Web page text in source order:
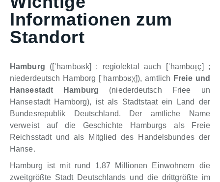
Informationen zum
Standort
Hamburg ([ˈhambʊʁk] ; regiolektal auch [ˈhambʊɪ̯ç] ;
niederdeutsch Hamborg [ˈhambɔʁχ]), amtlich Freie und
Hansestadt Hamburg (niederdeutsch
Friee un
Hansestadt Hamborg), ist als Stadtstaat ein Land der
Bundesrepublik Deutschland. Der amtliche Name
verweist auf die Geschichte Hamburgs als Freie
Reichsstadt und als Mitglied des Handelsbundes der
Hanse.
Hamburg ist mit rund 1,87 Millionen Einwohnern die
zweitgrößte Stadt Deutschlands und die drittgrößte im